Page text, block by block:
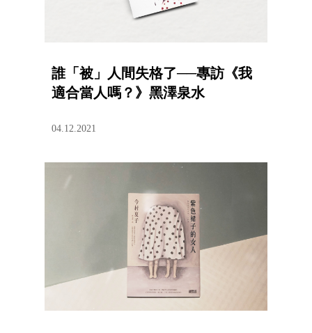
誰「被」人間失格了──專訪《我
適合當人嗎？》黑澤泉水
04.12.2021